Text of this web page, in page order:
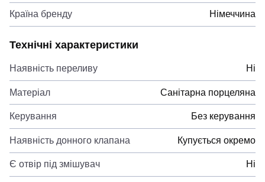
Країна бренду Німеччина
Технічні характеристики
Наявність переливу Ні
Матеріал Санітарна порцеляна
Керування Без керування
Наявність донного клапана Купується окремо
Є отвір під змішувач Ні